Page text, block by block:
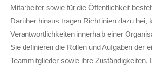
Mitarbeiter sowie für die Öffentlichkeit
Darüber hinaus tragen Richtlinien dazu bei,
Verantwortlichkeiten innerhalb einer
Sie definieren die Rollen und Aufgaben der
Teammitglieder sowie ihre Zuständigkeiten.